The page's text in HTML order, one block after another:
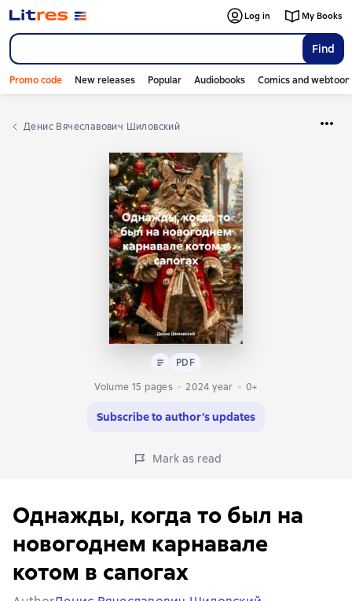
Find
Log in My Books
Promo code New releases Popular Audiobooks Comics and
Денис Вячеславович Шиловский
Text PDF
PDF
Volume 15 pages
2024 year 0+
Subscribe to author’s updates
Mark as read
Однажды, когда то был на
новогоднем карнавале
котом в сапогах